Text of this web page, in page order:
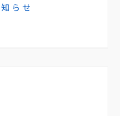
らせ